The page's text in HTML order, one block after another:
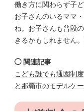
働き方に関わらず子
お子さんのいるママ
ね。お子さんも普段
きるかもしれません
◯ 関連記事
こども誰でも通園制
と那覇市のモデルケ